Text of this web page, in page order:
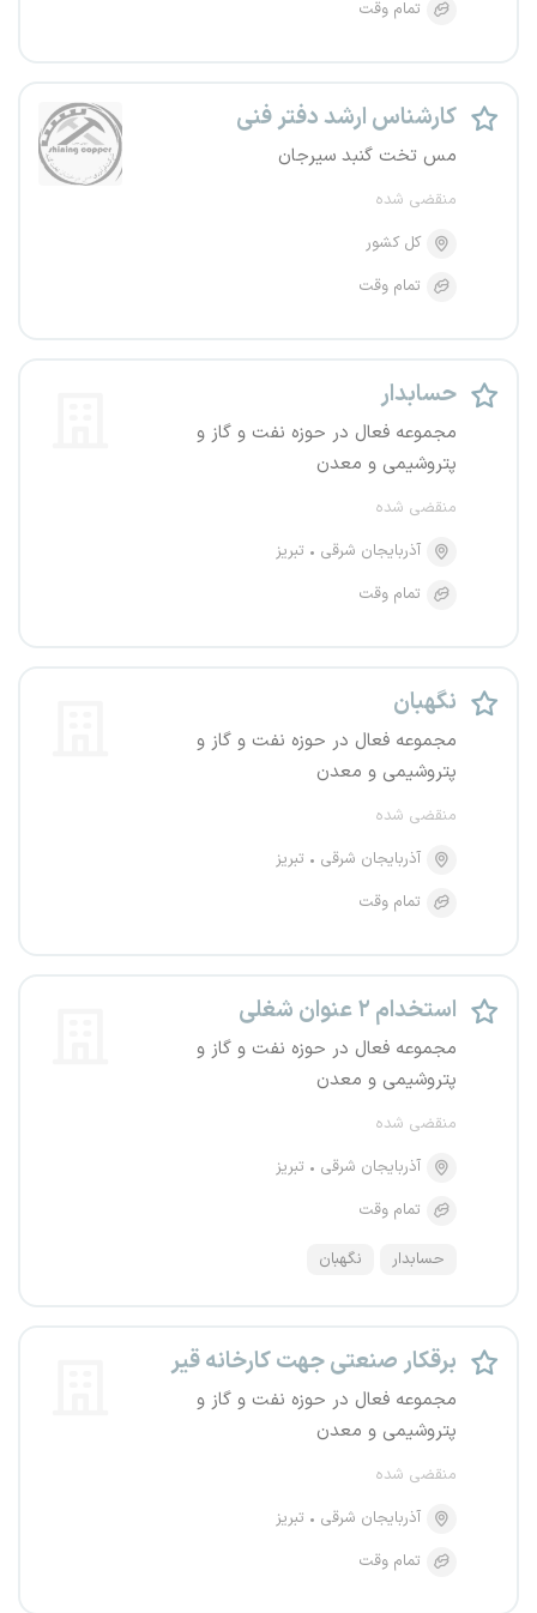
تمام وقت
کارشناس ارشد دفتر فنی
مس تخت گنبد سیرجان
منقضی شده
کل کشور
تمام وقت
حسابدار
مجموعه فعال در حوزه نفت و گاز و
پتروشیمی و معدن
منقضی شده
آذربایجان شرقی
تبریز
تمام وقت
نگهبان
مجموعه فعال در حوزه نفت و گاز و
پتروشیمی و معدن
منقضی شده
آذربایجان شرقی
تبریز
تمام وقت
استخدام ۲ عنوان شغلی
مجموعه فعال در حوزه نفت و گاز و
پتروشیمی و معدن
منقضی شده
آذربایجان شرقی
تبریز
تمام وقت
حسابدار نگهبان
برقکار صنعتی جهت کارخانه قیر
مجموعه فعال در حوزه نفت و گاز و
پتروشیمی و معدن
منقضی شده
آذربایجان شرقی
تبریز
تمام وقت